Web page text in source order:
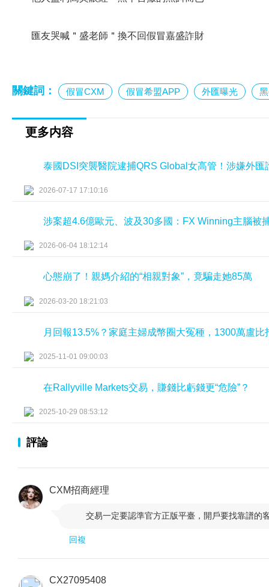
匯友哭喊＂盛老師＂換不回假冒嘉盛詐財
關鍵詞： 假冒CXM 假冒希盟APP 外匯曝光
更多内容
泰國DSI突襲醫院逮捕QRS Global女高管！涉嫌外
2026-07-17 17:10:16
涉案超4.6億歐元、波及30多國：FX Winning主腦被
2026-06-04 18:12:14
心態崩了！親媽介紹的“相親對象”，竟騙走她85萬
2026-03-20 18:21:03
月回報13.5%？家庭主婦成幣圈大冤種，1300萬盧比
2025-11-01 09:00:03
在Rallyville Markets交易，賺錢比虧錢更“危險”？
2025-10-29 08:53:12
評論
CXM招商經理
交易一定要認準官方正版平臺，開戶要找靠譜的
回複
CX27095408